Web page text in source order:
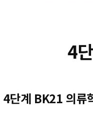
4
4단계 BK21 의류